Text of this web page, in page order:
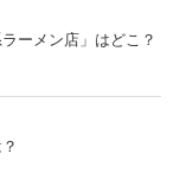
ーメン店」はどこ？